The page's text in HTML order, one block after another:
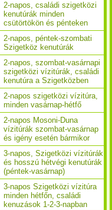
2-napos, családi szigetközi
kenutúrák minden
csütörtökön és pénteken
2-napos, péntek-szombati
Szigetköz kenutúrák
2-napos, szombat-vasárnapi
szigetközi vízitúrák, családi
kenutúra a Szigetközben
2-napos szigetközi vízitúra,
minden vasárnap-hétfő
2-napos Mosoni-Duna
vízitúrák szombat-vasárnap
és igény esetén bármikor
3-napos, Szigetközi vízitúrák
és hosszú hétvégi kenutúrák
(péntek-vasárnap)
3-napos Szigetközi vízitúra
minden hétfőn, családi
kenuzások 1-2-3-napban